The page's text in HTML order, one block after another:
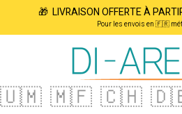
🎁 LIVRAISON OFFERTE À
Pour les envois en 🇫🇷
🇺🇲 🇲🇫 🇨🇭